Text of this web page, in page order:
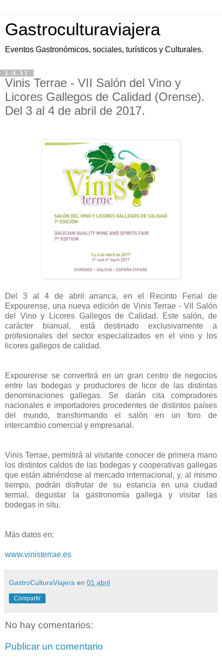
Gastroculturaviajera
Eventos Gastronómicos, sociales, turísticos y Culturales.
1.4.17
Vinis Terrae - VII Salón del Vino y
Licores Gallegos de Calidad (Orense).
Del 3 al 4 de abril de 2017.
Del 3 al 4 de abril arranca, en el Recinto Ferial de
Expourense, una nueva edición de Vinis Terrae - VII Salón
del Vino y Licores Gallegos de Calidad. Este salón, de
carácter bianual, está destinado exclusivamente a
profesionales del sector especializados en el vino y los
licores gallegos de calidad.
Expourense se convertirá en un gran centro de negocios
entre las bodegas y productores de licor de las distintas
denominaciones gallegas. Se darán cita compradores
nacionales e importadores procedentes de distintos países
del mundo, transformando el salón en un foro de
intercambio comercial y empresarial.
Vinis Terrae, permitirá al visitante conocer de primera mano
los distintos caldos de las bodegas y cooperativas gallegas
que están abriéndose al mercado internacional, y, al mismo
tiempo, podrán disfrutar de su estancia en una ciudad
termal, degustar la gastronomía gallega y visitar las
bodegas in situ.
Más datos en:
www.vinisterrae.es
GastroCulturaViajera en 01 abril
Compartir
No hay comentarios:
Publicar un comentario